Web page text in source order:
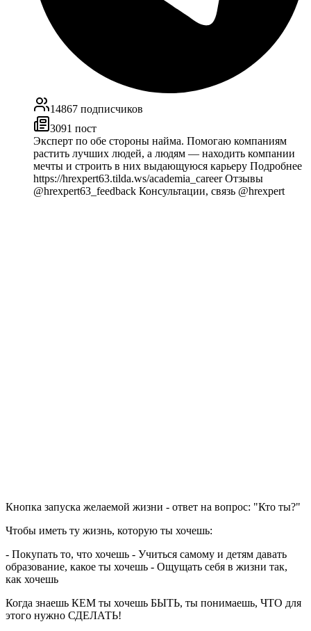
14867 подписчиков
3091 пост
Эксперт по обе стороны найма. Помогаю компаниям
растить лучших людей, а людям — находить компании
мечты и строить в них выдающуюся карьеру Подробнее
https://hrexpert63.tilda.ws/academia_career Отзывы
@hrexpert63_feedback Консультации, связь @hrexpert
Кнопка запуска желаемой жизни - ответ на вопрос: "Кто ты?"
Чтобы иметь ту жизнь, которую ты хочешь:
- Покупать то, что хочешь - Учиться самому и детям давать
образование, какое ты хочешь - Ощущать себя в жизни так,
как хочешь
Когда знаешь КЕМ ты хочешь БЫТЬ, ты понимаешь, ЧТО для
этого нужно СДЕЛАТЬ!